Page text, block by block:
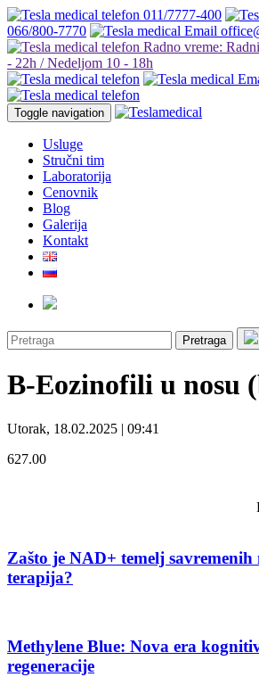
011/7777-400
066/800-7770
Radno vreme:
- 22h / Nedeljom 10 - 18h
Toggle navigation
Usluge
Stručni tim
Laboratorija
Cenovnik
Blog
Galerija
Kontakt
Pretraga
B-Eozinofili u nosu
Utorak, 18.02.2025 | 09:41
627.00
Zašto je NAD+ temelj
terapija?
Methylene Blue: Nova era
regeneracije